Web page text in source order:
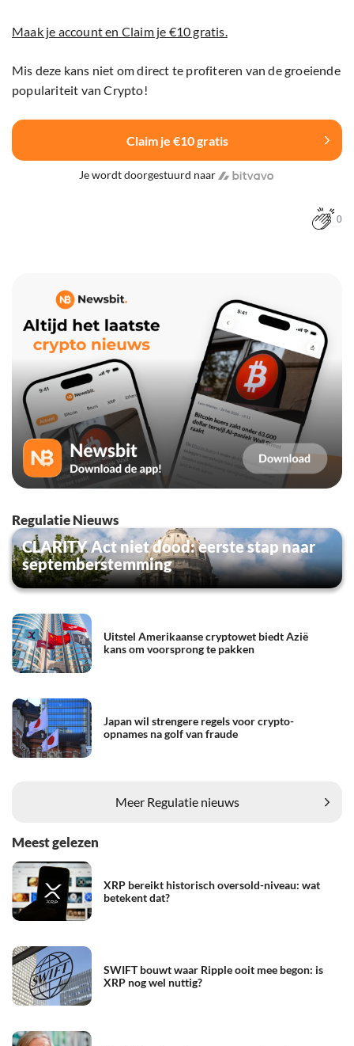
Maak je account en Claim je €10 gratis.
Mis deze kans niet om direct te profiteren van de groeiende
populariteit van Crypto!
Claim je €10 gratis
Je wordt doorgestuurd naar
0
Regulatie Nieuws
CLARITY Act niet dood: eerste stap naar
septemberstemming
Uitstel Amerikaanse cryptowet biedt Azië
kans om voorsprong te pakken
Japan wil strengere regels voor crypto-
opnames na golf van fraude
Meer Regulatie nieuws
Meest gelezen
XRP bereikt historisch oversold-niveau: wat
betekent dat?
SWIFT bouwt waar Ripple ooit mee begon: is
XRP nog wel nuttig?